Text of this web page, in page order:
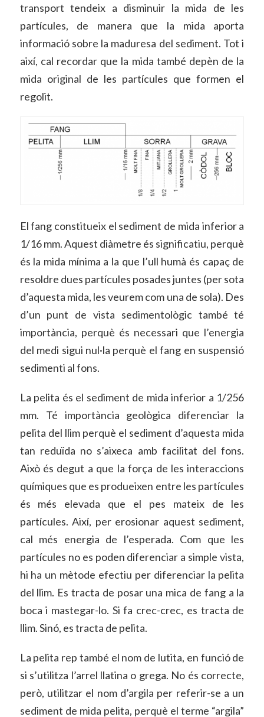
transport tendeix a disminuir la mida de les
partícules, de manera que la mida aporta
informació sobre la maduresa del sediment. Tot i
així, cal recordar que la mida també depèn de la
mida original de les partícules que formen el
regolit.
El fang constitueix el sediment de mida inferior a
1/16 mm. Aquest diàmetre és significatiu, perquè
és la mida mínima a la que l’ull humà és capaç de
resoldre dues partícules posades juntes (per sota
d’aquesta mida, les veurem com una de sola). Des
d’un punt de vista sedimentològic també té
importància, perquè és necessari que l’energia
del medi sigui nul·la perquè el fang en suspensió
sedimenti al fons.
La pelita és el sediment de mida inferior a 1/256
mm. Té importància geològica diferenciar la
pelita del llim perquè el sediment d’aquesta mida
tan reduïda no s’aixeca amb facilitat del fons.
Això és degut a que la força de les interaccions
químiques que es produeixen entre les partícules
és més elevada que el pes mateix de les
partícules. Així, per erosionar aquest sediment,
cal més energia de l’esperada. Com que les
partícules no es poden diferenciar a simple vista,
hi ha un mètode efectiu per diferenciar la pelita
del llim. Es tracta de posar una mica de fang a la
boca i mastegar-lo. Si fa crec-crec, es tracta de
llim. Sinó, es tracta de pelita.
La pelita rep també el nom de lutita, en funció de
si s’utilitza l’arrel llatina o grega. No és correcte,
però, utilitzar el nom d’argila per referir-se a un
sediment de mida pelita, perquè el terme “argila”